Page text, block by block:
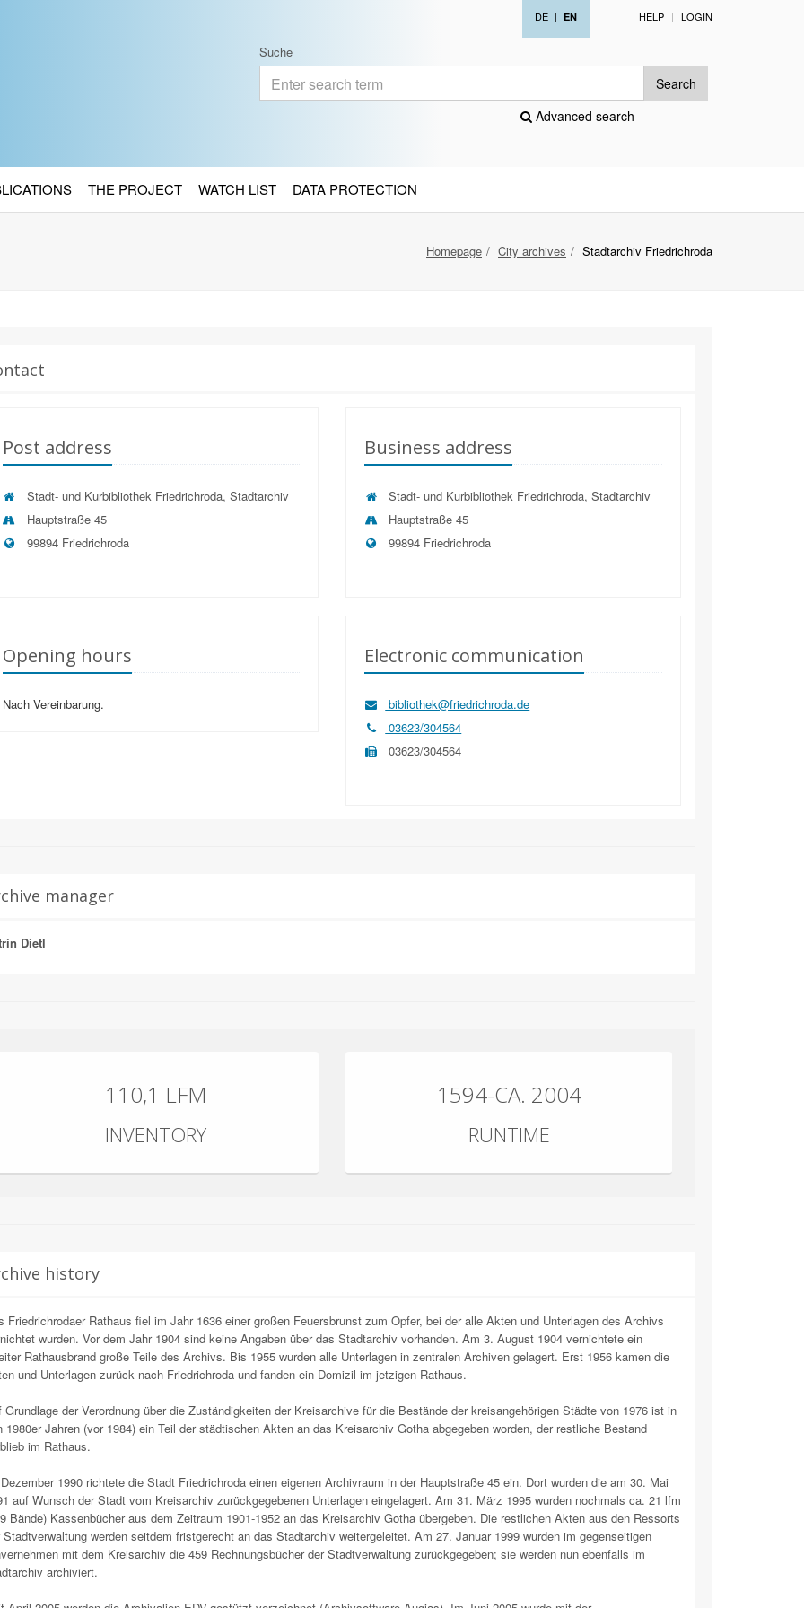
DE | EN HELP LOGIN
Suche
Search
Advanced search
THE PROJECT WATCH LIST DATA PROTECTION
Homepage City archives Stadtarchiv Friedrichroda
Post address
Stadt- und Kurbibliothek Friedrichroda, Stadtarchiv
Hauptstraße 45
99894 Friedrichroda
Business address
Stadt- und Kurbibliothek Friedrichroda, Stadtarchiv
Hauptstraße 45
99894 Friedrichroda
Opening hours
Nach Vereinbarung.
Electronic communication
bibliothek@friedrichroda.de
03623/304564
03623/304564
manager
Dietl
110,1 LFM
INVENTORY
1594-CA. 2004
RUNTIME
history
Friedrichrodaer Rathaus fiel im Jahr 1636 einer großen Feuersbrunst zum Opfer, bei der alle Akten und Unterlagen des Archivs
wurden. Vor dem Jahr 1904 sind keine Angaben über das Stadtarchiv vorhanden. Am 3. August 1904 vernichtete ein
Rathausbrand große Teile des Archivs. Bis 1955 wurden alle Unterlagen in zentralen Archiven gelagert. Erst 1956 kamen die
und Unterlagen zurück nach Friedrichroda und fanden ein Domizil im jetzigen Rathaus.
Grundlage der Verordnung über die Zuständigkeiten der Kreisarchive für die Bestände der kreisangehörigen Städte von 1976 ist in
1980er Jahren (vor 1984) ein Teil der städtischen Akten an das Kreisarchiv Gotha abgegeben worden, der restliche Bestand
im Rathaus.
1990 richtete die Stadt Friedrichroda einen eigenen Archivraum in der Hauptstraße 45 ein. Dort wurden die am 30. Mai
auf Wunsch der Stadt vom Kreisarchiv zurückgegebenen Unterlagen eingelagert. Am 31. März 1995 wurden nochmals ca. 21 lfm
Bände) Kassenbücher aus dem Zeitraum 1901-1952 an das Kreisarchiv Gotha übergeben. Die restlichen Akten aus den Ressorts
Stadtverwaltung werden seitdem fristgerecht an das Stadtarchiv weitergeleitet. Am 27. Januar 1999 wurden im gegenseitigen
mit dem Kreisarchiv die 459 Rechnungsbücher der Stadtverwaltung zurückgegeben; sie werden nun ebenfalls im
archiviert.